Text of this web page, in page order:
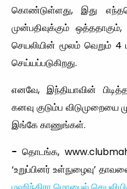
கொண்டுள்ளது, இது
முன்பதிவுக்கும்
செயலியின் மூலம் வெறும் 4
செய்யப்படுகிறது.
எனவே, இந்தியாவின்
கனவு குடும்ப விடுமுறையை
இங்கே காணுங்கள்.
- தொடங்க,
‘உறுப்பினர் உள்நுழைவு’